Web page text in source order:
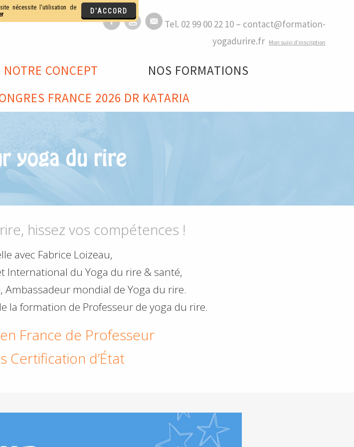
Tel. 02 99 00 22 10 – contact@formation-
yogadurire.fr Mon suivi d’inscription
NOTRE CONCEPT
NOS FORMATIONS
FRANCE 2026 DR KATARIA
yoga du rire
hissez vos compétences !
avec Fabrice Loizeau,
International du Yoga du rire & santé,
mondial de Yoga du rire.
la formation de Professeur de yoga du rire.
France de Professeur
Certification d’État